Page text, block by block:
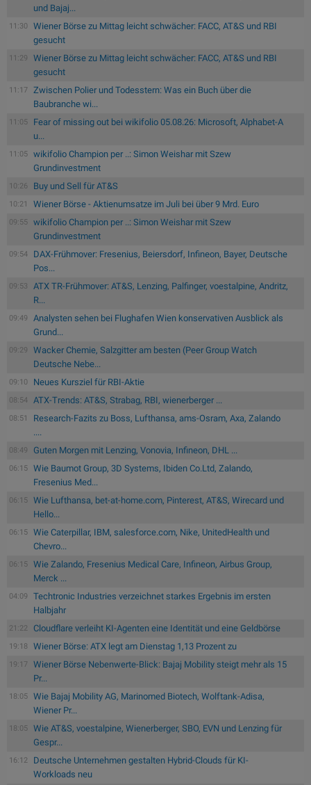
und Bajaj...
11:30
Wiener Börse zu Mittag leicht schwächer: FACC, AT&S und RBI
gesucht
11:29
Wiener Börse zu Mittag leicht schwächer: FACC, AT&S und RBI
gesucht
11:17
Zwischen Polier und Todesstern: Was ein Buch über die
Baubranche wi...
11:05
Fear of missing out bei wikifolio 05.08.26: Microsoft, Alphabet-A
u...
11:05
wikifolio Champion per ..: Simon Weishar mit Szew
Grundinvestment
10:26 Buy und Sell für AT&S
10:21 Wiener Börse - Aktienumsatze im Juli bei über 9 Mrd. Euro
09:55
wikifolio Champion per ..: Simon Weishar mit Szew
Grundinvestment
09:54
DAX-Frühmover: Fresenius, Beiersdorf, Infineon, Bayer, Deutsche
Pos...
09:53
ATX TR-Frühmover: AT&S, Lenzing, Palfinger, voestalpine, Andritz,
R...
09:49
Analysten sehen bei Flughafen Wien konservativen Ausblick als
Grund...
09:29
Wacker Chemie, Salzgitter am besten (Peer Group Watch
Deutsche Nebe...
09:10 Neues Kursziel für RBI-Aktie
08:54 ATX-Trends: AT&S, Strabag, RBI, wienerberger ...
08:51
Research-Fazits zu Boss, Lufthansa, ams-Osram, Axa, Zalando
....
08:49 Guten Morgen mit Lenzing, Vonovia, Infineon, DHL ...
06:15
Wie Baumot Group, 3D Systems, Ibiden Co.Ltd, Zalando,
Fresenius Med...
06:15
Wie Lufthansa, bet-at-home.com, Pinterest, AT&S, Wirecard und
Hello...
06:15
Wie Caterpillar, IBM, salesforce.com, Nike, UnitedHealth und
Chevro...
06:15
Wie Zalando, Fresenius Medical Care, Infineon, Airbus Group,
Merck ...
04:09
Techtronic Industries verzeichnet starkes Ergebnis im ersten
Halbjahr
21:22 Cloudflare verleiht KI-Agenten eine Identität und eine Geldbörse
19:18 Wiener Börse: ATX legt am Dienstag 1,13 Prozent zu
19:17
Wiener Börse Nebenwerte-Blick: Bajaj Mobility steigt mehr als 15
Pr...
18:05
Wie Bajaj Mobility AG, Marinomed Biotech, Wolftank-Adisa,
Wiener Pr...
18:05
Wie AT&S, voestalpine, Wienerberger, SBO, EVN und Lenzing für
Gespr...
16:12
Deutsche Unternehmen gestalten Hybrid-Clouds für KI-
Workloads neu